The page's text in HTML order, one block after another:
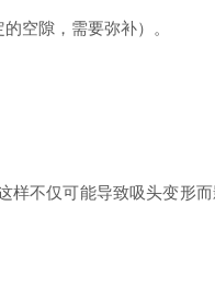
空隙，需要弥补）。
不仅可能导致吸头变形